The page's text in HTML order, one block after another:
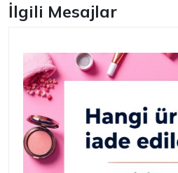
İlgili Mesajlar